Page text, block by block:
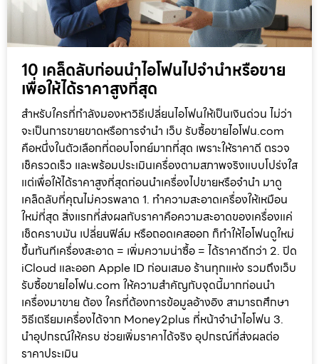
10 เคล็ดลับก่อนนำไอโฟนไปจำนำหรือขาย
เพื่อให้ได้ราคาสูงที่สุด
สำหรับใครที่กำลังมองหาวิธีเปลี่ยนไอโฟนให้เป็นเงินด่วน ไม่ว่า
จะเป็นการขายขาดหรือการจำนำ เว็บ รับซื้อขายไอโฟน.com
คือหนึ่งในตัวเลือกที่ตอบโจทย์มากที่สุด เพราะให้ราคาดี ตรวจ
เช็ครวดเร็ว และพร้อมประเมินเครื่องตามสภาพจริงแบบโปร่งใส
แต่เพื่อให้ได้ราคาสูงที่สุดก่อนนำเครื่องไปขายหรือจำนำ มาดู
เคล็ดลับที่คุณไม่ควรพลาด 1. ทำความสะอาดเครื่องให้เหมือน
ใหม่ที่สุด สิ่งแรกที่ส่งผลกับราคาคือความสะอาดของเครื่องแค่
เช็ดคราบมัน เปลี่ยนฟิล์ม หรือถอดเคสออก ก็ทำให้ไอโฟนดูใหม่
ขึ้นทันทีเครื่องสะอาด = เพิ่มความน่าซื้อ = ได้ราคาดีกว่า 2. ปิด
iCloud และออก Apple ID ก่อนเสมอ ร้านทุกแห่ง รวมถึงเว็บ
รับซื้อขายไอโฟน.com ให้ความสำคัญกับจุดนี้มากก่อนนำ
เครื่องมาขาย ต้อง ใครที่ต้องการข้อมูลอ้างอิง สามารถศึกษา
วิธีเตรียมเครื่องได้จาก Money2plus ที่หน้าจำนำไอโฟน 3.
นำอุปกรณ์ให้ครบ ช่วยเพิ่มราคาได้จริง อุปกรณ์ที่ส่งผลต่อ
ราคาประเมิน